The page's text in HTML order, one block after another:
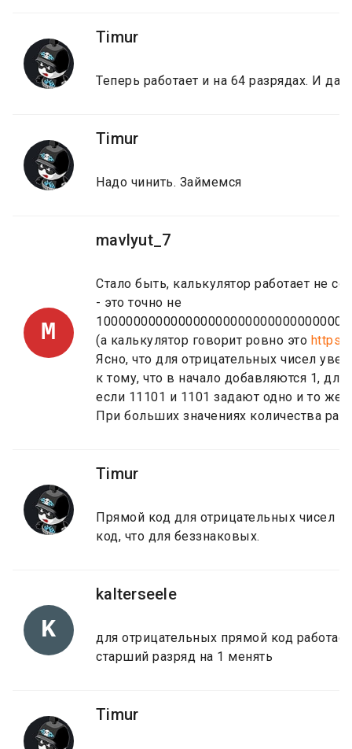
Timur
Теперь работает и на 64 разрядах. И
Timur
Надо чинить. Займемся
M
mavlyut_7
Стало быть, калькулятор работает не
- это точно не
(а калькулятор говорит ровно это
Ясно, что для отрицательных чисел
к тому, что в начало добавляются 1,
если 11101 и 1101 задают одно и то же
При больших значениях количества
Timur
Прямой код для отрицательных чисел
код, что для беззнаковых.
K
kalterseele
для отрицательных прямой код
старший разряд на 1 менять
Timur